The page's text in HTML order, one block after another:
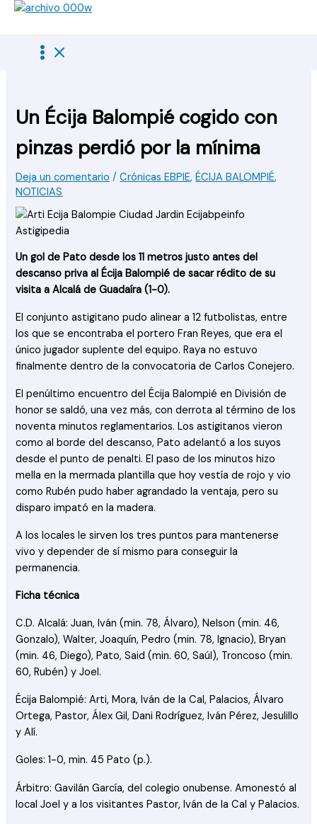
Un Écija Balompié cogido con
pinzas perdió por la mínima
Deja un comentario /Crónicas EBPIE,ÉCIJA BALOMPIÉ,
NOTICIAS
Un gol de Pato desde los 11 metros justo antes del
descanso priva al Écija Balompié de sacar rédito de su
visita a Alcalá de Guadaíra (1-0).
El conjunto astigitano pudo alinear a 12 futbolistas, entre
los que se encontraba el portero Fran Reyes, que era el
único jugador suplente del equipo. Raya no estuvo
finalmente dentro de la convocatoria de Carlos Conejero.
El penúltimo encuentro del Écija Balompié en División de
honor se saldó, una vez más, con derrota al término de los
noventa minutos reglamentarios. Los astigitanos vieron
como al borde del descanso, Pato adelantó a los suyos
desde el punto de penalti. El paso de los minutos hizo
mella en la mermada plantilla que hoy vestía de rojo y vio
como Rubén pudo haber agrandado la ventaja, pero su
disparo impató en la madera.
A los locales le sirven los tres puntos para mantenerse
vivo y depender de sí mismo para conseguir la
permanencia.
Ficha técnica
C.D. Alcalá: Juan, Iván (min. 78, Álvaro), Nelson (min. 46,
Gonzalo), Walter, Joaquín, Pedro (min. 78, Ignacio), Bryan
(min. 46, Diego), Pato, Said (min. 60, Saúl), Troncoso (min.
60, Rubén) y Joel.
Écija Balompié: Arti, Mora, Iván de la Cal, Palacios, Álvaro
Ortega, Pastor, Álex Gil, Dani Rodríguez, Iván Pérez, Jesulillo
y Alí.
Goles: 1-0, min. 45 Pato (p.).
Árbitro: Gavilán García, del colegio onubense. Amonestó al
local Joel y a los visitantes Pastor, Iván de la Cal y Palacios.